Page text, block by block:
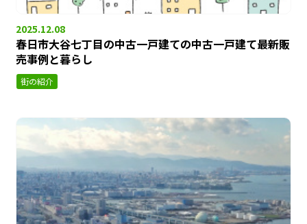
2025.12.08
春日市大谷七丁目の中古一戸建ての中古一戸建て最新販
売事例と暮らし
街の紹介